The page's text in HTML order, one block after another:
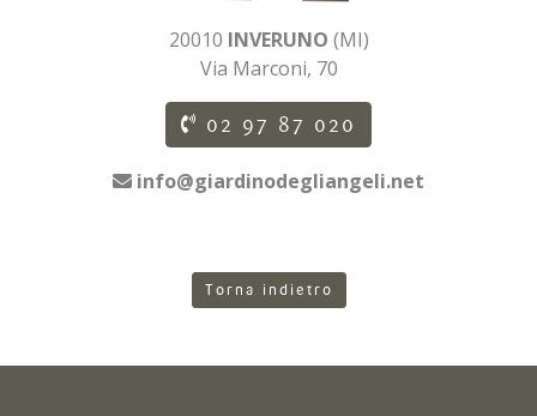
20010 INVERUNO (MI)
Via Marconi, 70
02 97 87 020
info@giardinodegliangeli.net
Torna indietro